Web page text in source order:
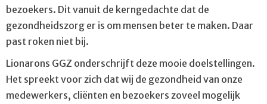
bezoekers. Dit vanuit de kerngedachte dat de
gezondheidszorg er is om mensen beter te maken. Daar
past roken niet bij.
Lionarons GGZ onderschrijft deze mooie doelstellingen.
Het spreekt voor zich dat wij de gezondheid van onze
medewerkers, cliënten en bezoekers zoveel mogelijk